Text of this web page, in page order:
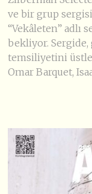
ve bir grup
“Vekâleten” adlı
bekliyor. Sergide,
temsiliyetini
Omar Barquet,